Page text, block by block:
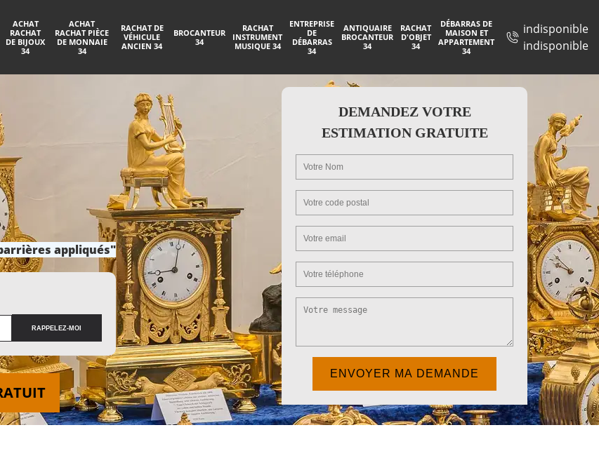
ACHAT
RACHAT
DE BIJOUX
34
ACHAT
RACHAT PIÈCE
DE MONNAIE
34
RACHAT DE
VÉHICULE
ANCIEN 34
BROCANTEUR
34
RACHAT
INSTRUMENT
MUSIQUE 34
ENTREPRISE
DE
DÉBARRAS
34
ANTIQUAIRE
BROCANTEUR
34
RACHAT
D'OBJET
34
DÉBARRAS DE
MAISON ET
APPARTEMENT
34
indisponible
indisponible
appliqués"
DEMANDEZ VOTRE
ESTIMATION GRATUITE